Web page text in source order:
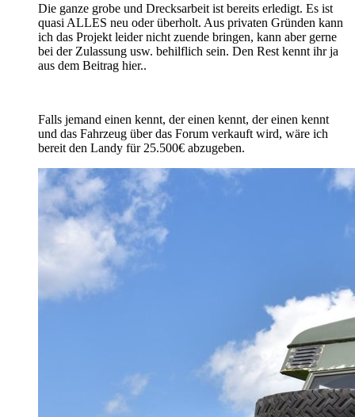
Die ganze grobe und Drecksarbeit ist bereits erledigt. Es ist
quasi ALLES neu oder überholt. Aus privaten Gründen kann
ich das Projekt leider nicht zuende bringen, kann aber gerne
bei der Zulassung usw. behilflich sein. Den Rest kennt ihr ja
aus dem Beitrag hier..
Falls jemand einen kennt, der einen kennt, der einen kennt
und das Fahrzeug über das Forum verkauft wird, wäre ich
bereit den Landy für 25.500€ abzugeben.